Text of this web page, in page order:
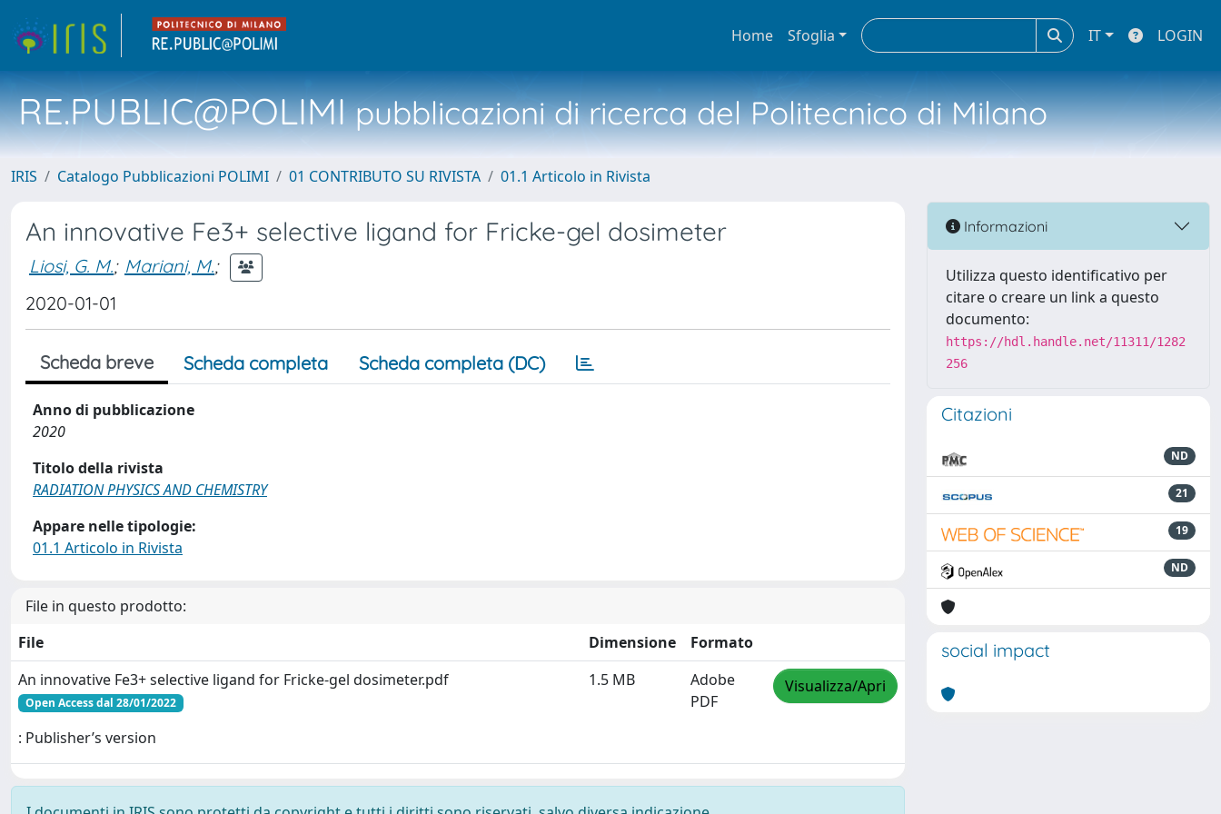
Home Sfoglia IT LOGIN
RE.PUBLIC@POLIMIpubblicazioni di ricerca del Politecnico di Milano
IRIS Catalogo Pubblicazioni POLIMI 01 CONTRIBUTO SU RIVISTA 01.1 Articolo in Rivista
An innovative Fe3+ selective ligand for Fricke-gel dosimeter
Liosi, G. M.; Mariani, M.;
2020-01-01
Scheda breve Scheda completa Scheda completa (DC)
Anno di pubblicazione
2020
Titolo della rivista
RADIATION PHYSICS AND CHEMISTRY
Appare nelle tipologie:
01.1 Articolo in Rivista
File in questo prodotto:
File
Dimensione
Formato
An innovative Fe3+ selective ligand for Fricke-gel dosimeter.pdf
Open Access dal 28/01/2022
: Publisher’s version
1.5 MB
Adobe
PDF
Visualizza/Apri
Informazioni
Utilizza questo identificativo per
citare o creare un link a questo
documento:
https://hdl.handle.net/11311/1282
256
Citazioni
ND
21
19
ND
social impact